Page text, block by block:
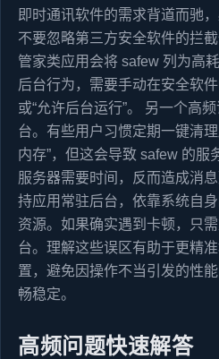
即时通讯软件的需求背道而驰
不要忽略第三方安全软件的拦
管家类应用会将 safew 列为高
后台行为，需要手动在安全软
或“允许后台运行”。 另一个高
台。有些用户习惯定期一键清
内存”，但这会导致 safew 的服
服务器需要时间，反而造成消
持应用常驻后台，依靠系统自
资源。如果确实遇到卡顿，只
台。理解这些误区有助于更精
置，避免因操作不当引发的性
畅稳定。
高频问题快速解答